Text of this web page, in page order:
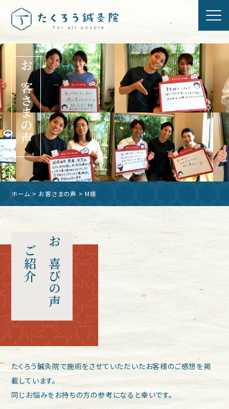
お客さまの声
ホーム > お客さまの声 > M様
お喜びの声
ご紹介
たくろう鍼灸院で施術をさせていただいたお客様のご感想を掲
載しています。
同じお悩みをお持ちの方の参考になると幸いです。